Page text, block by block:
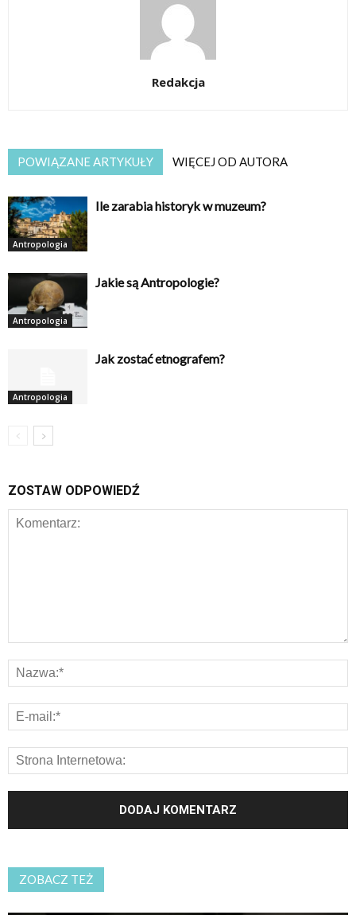
Redakcja
POWIĄZANE ARTYKUŁY WIĘCEJ OD AUTORA
Antropologia
Ile zarabia historyk w muzeum?
Antropologia
Jakie są Antropologie?
Antropologia
Jak zostać etnografem?
ZOSTAW ODPOWIEDŹ
ZOBACZ TEŻ